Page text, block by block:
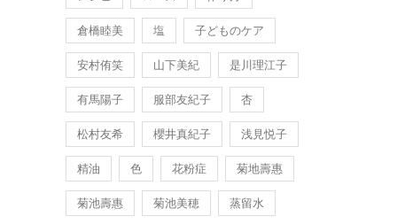
倉橋睦美 塩 子どものケア
安村侑笑 山下美紀 是川理江子
有馬陽子 服部友紀子 杏
松村友希 櫻井真紀子 浅見悦子
精油 色 花粉症 菊地壽惠
菊池壽惠 菊池美穂 蒸留水